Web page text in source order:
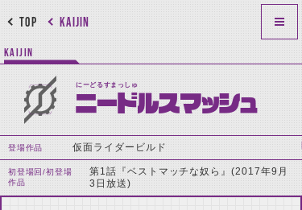
KAIJIN
TOP
KAIJIN
にーどるすまっしゅ
ニードルスマッシュ
登場作品 仮面ライダービルド
初登場回/初登場
作品
第1話『ベストマッチな奴ら』(2017年9月
3日放送)